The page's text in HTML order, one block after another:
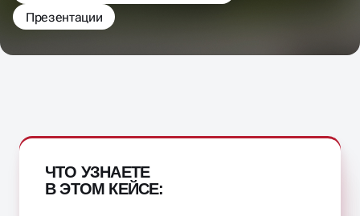
Презентации
ЧТО УЗНАЕТЕ
В ЭТОМ КЕЙСЕ: